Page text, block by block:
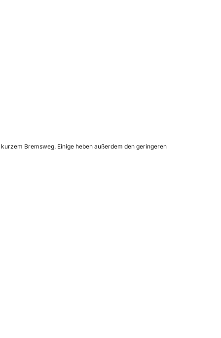
Bremsweg. Einige heben außerdem den geringeren